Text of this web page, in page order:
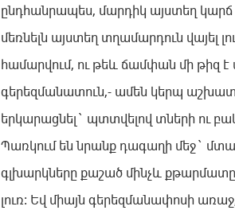
ընդհանրապես, մարդիկ այստեղ կարճ
մեռնելն այստեղ տղամարդուն վայել
համարվում, ու թեև ճամփան մի թիզ է
գերեզմանատուն,- ամեն կերպ
երկարացնել` պտտվելով տների ու
Պառկում են նրանք դագաղի մեջ`
գլխարկները քաշած մինչև
լուռ: Եվ միայն գերեզմանափոսի